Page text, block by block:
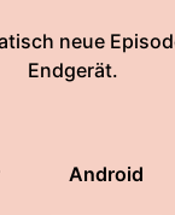
neue
Endgerät.
Android